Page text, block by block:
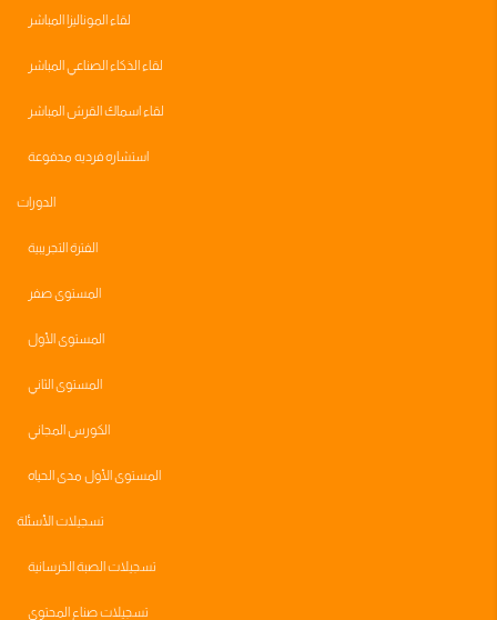
لقاء الموناليزا المباشر
لقاء الذكاء الصناعي المباشر
لقاء اسماك القرش المباشر
استشاره فرديه مدفوعة
الدورات
الفترة التجريبية
المستوى صفر
المستوى الأول
المستوى الثاني
الكورس المجاني
المستوى الأول مدى الحياه
تسجيلات الأسئلة
تسجيلات الصبة الخرسانية
تسجيلات صناع المحتوى